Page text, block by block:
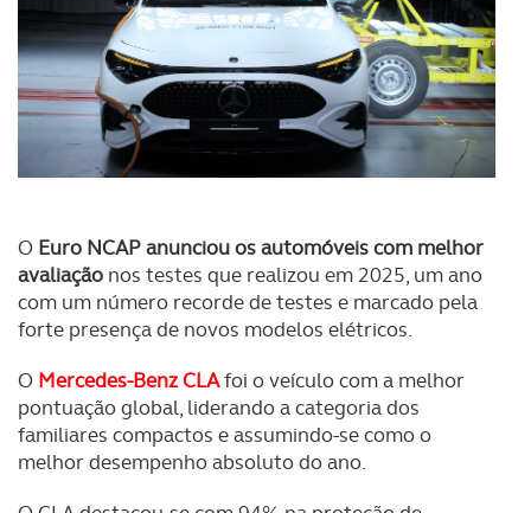
O Euro NCAP anunciou os automóveis com melhor
avaliação nos testes que realizou em 2025, um ano
com um número recorde de testes e marcado pela
forte presença de novos modelos elétricos.
O Mercedes-Benz CLAfoi o veículo com a melhor
pontuação global, liderando a categoria dos
familiares compactos e assumindo-se como o
melhor desempenho absoluto do ano.